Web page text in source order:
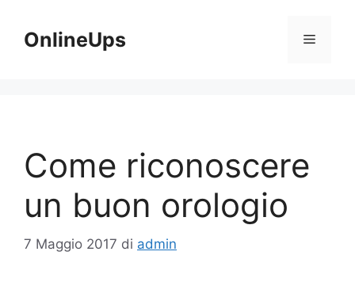
contenuto
OnlineUps Menu
Come riconoscere
un buon orologio
7 Maggio 2017 di admin